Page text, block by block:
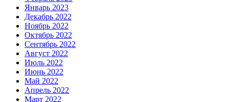
Январь 2023
Декабрь 2022
Ноябрь 2022
Октябрь 2022
Сентябрь 2022
Август 2022
Июль 2022
Июнь 2022
Май 2022
Апрель 2022
Март 2022